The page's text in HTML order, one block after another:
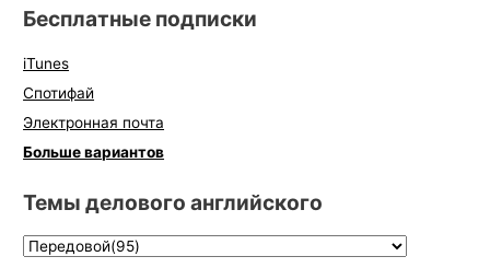
Бесплатные подписки
iTunes
Спотифай
Электронная почта
Больше вариантов
Темы делового английского